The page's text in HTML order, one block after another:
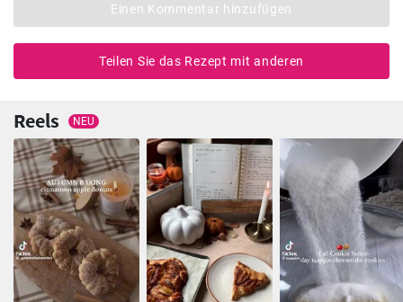
Einen Kommentar hinzufügen
Teilen Sie das Rezept mit anderen
Reels NEU